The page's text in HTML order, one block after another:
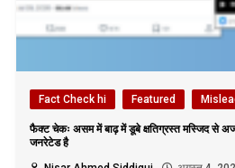
Fact Check hi Featured
फैक्ट चेकः असम में बाढ़ में डूबे क्षतिग्रस्त मस्जिद से
जनरेटेड है